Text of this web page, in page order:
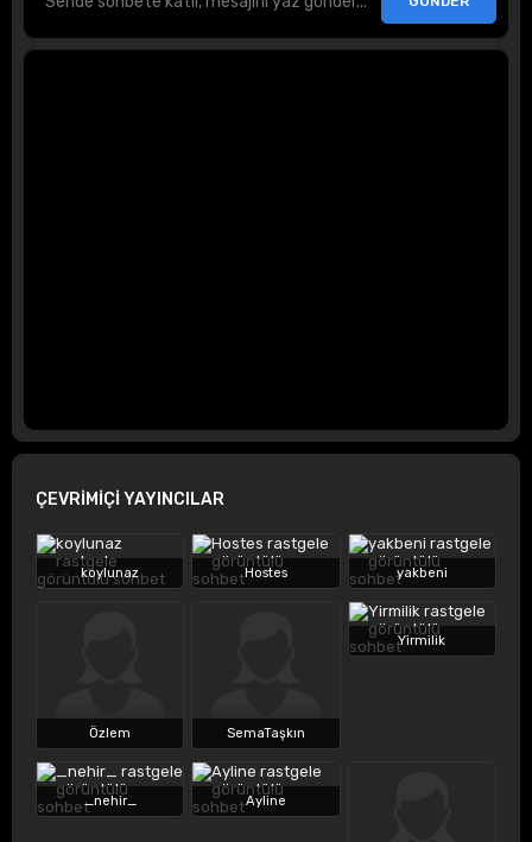
ÇEVRİMİÇİ YAYINCILAR
koylunaz Hostes yakbeni
Özlem SemaTaşkın
Yirmilik
_nehir_ Ayline